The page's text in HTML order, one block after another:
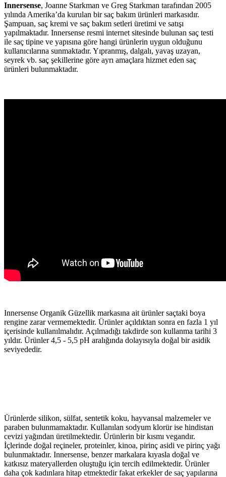
Innersense, Joanne Starkman ve Greg Starkman tarafından 2005
yılında Amerika’da kurulan bir saç bakım ürünleri markasıdır.
Şampuan, saç kremi ve saç bakım setleri üretimi ve satışı
yapılmaktadır. Innersense resmi internet sitesinde bulunan saç testi
ile saç tipine ve yapısına göre hangi ürünlerin uygun olduğunu
kullanıcılarına sunmaktadır. Yıpranmış, dalgalı, yavaş uzayan,
seyrek vb. saç şekillerine göre ayrı amaçlara hizmet eden saç
ürünleri bulunmaktadır.
Innersense Organik Güzellik markasına ait ürünler saçtaki boya
rengine zarar vermemektedir. Ürünler açıldıktan sonra en fazla 1 yıl
içerisinde kullanılmalıdır. Açılmadığı takdirde son kullanma tarihi 3
yıldır. Ürünler 4,5 - 5,5 pH aralığında dolayısıyla doğal bir asidik
seviyededir.
Ürünlerde silikon, sülfat, sentetik koku, hayvansal malzemeler ve
paraben bulunmamaktadır. Kullanılan sodyum klorür ise hindistan
cevizi yağından üretilmektedir. Ürünlerin bir kısmı vegandır.
İçlerinde doğal reçineler, proteinler, kinoa, pirinç asidi ve pirinç yağı
bulunmaktadır. Innersense, benzer markalara kıyasla doğal ve
katkısız materyallerden oluştuğu için tercih edilmektedir. Ürünler
daha çok kadınlara hitap etmektedir fakat erkekler de saç yapılarına